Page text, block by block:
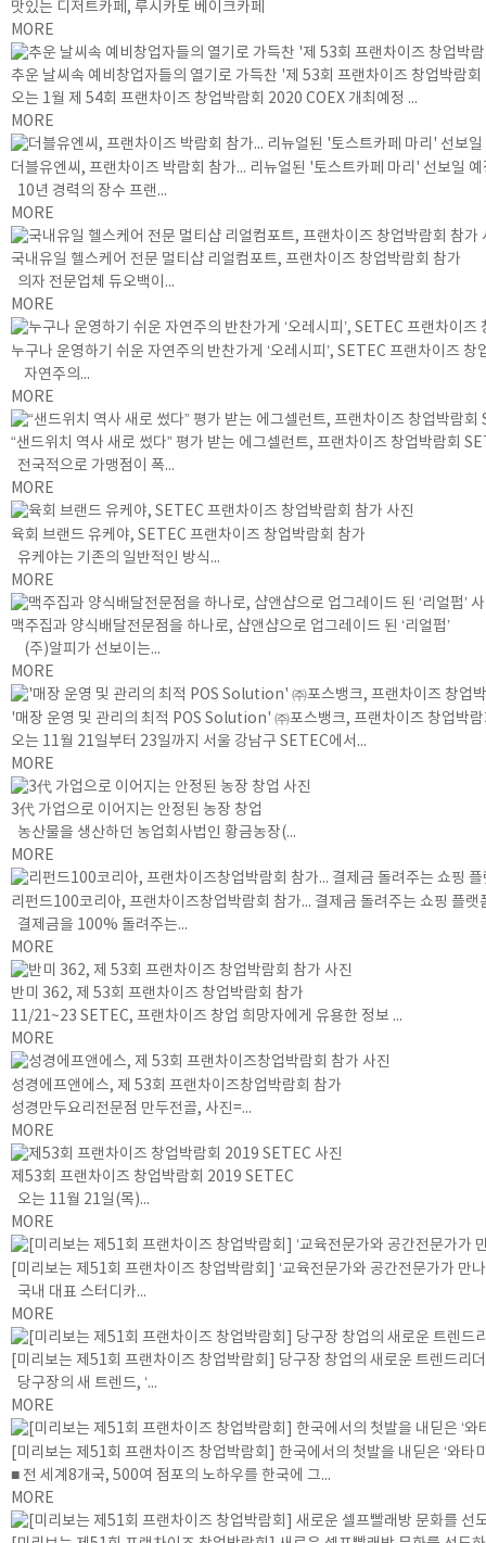
맛있는 디저트카페, 루시카토 베이크카페
MORE
추운 날씨속 예비창업자들의 열기로 가득찬 '제 53회 프랜차이즈 창업박람
오는 1월 제 54회 프랜차이즈 창업박람회 2020 COEX 개최예정 ...
MORE
더블유엔씨, 프랜차이즈 박람회 참가... 리뉴얼된 '토스트카페 마리' 선보일 예
10년 경력의 장수 프랜...
MORE
국내유일 헬스케어 전문 멀티샵 리얼컴포트, 프랜차이즈 창업박람회 참가
의자 전문업체 듀오백이...
MORE
누구나 운영하기 쉬운 자연주의 반찬가게 ‘오레시피’, SETEC 프랜차이즈 창
자연주의...
MORE
“샌드위치 역사 새로 썼다” 평가 받는 에그셀런트, 프랜차이즈 창업박람회
전국적으로 가맹점이 폭...
MORE
육회 브랜드 유케야, SETEC 프랜차이즈 창업박람회 참가
유케야는 기존의 일반적인 방식...
MORE
맥주집과 양식배달전문점을 하나로, 샵앤샵으로 업그레이드 된 ‘리얼펍’
(주)알피가 선보이는...
MORE
'매장 운영 및 관리의 최적 POS Solution' ㈜포스뱅크, 프랜차이즈 창업박
오는 11월 21일부터 23일까지 서울 강남구 SETEC에서...
MORE
3代 가업으로 이어지는 안정된 농장 창업
농산물을 생산하던 농업회사법인 황금농장(...
MORE
리펀드100코리아, 프랜차이즈창업박람회 참가... 결제금 돌려주는 쇼핑 플랫
결제금을 100% 돌려주는...
MORE
반미 362, 제 53회 프랜차이즈 창업박람회 참가
11/21~23 SETEC, 프랜차이즈 창업 희망자에게 유용한 정보 ...
MORE
성경에프앤에스, 제 53회 프랜차이즈창업박람회 참가
성경만두요리전문점 만두전골, 사진=...
MORE
제53회 프랜차이즈 창업박람회 2019 SETEC
오는 11월 21일(목)...
MORE
[미리보는 제51회 프랜차이즈 창업박람회] ‘교육전문가와 공간전문가가 만
국내 대표 스터디카...
MORE
[미리보는 제51회 프랜차이즈 창업박람회] 당구장 창업의 새로운 트렌드리더
당구장의 새 트렌드, ‘...
MORE
[미리보는 제51회 프랜차이즈 창업박람회] 한국에서의 첫발을 내딛은 ‘와타
■ 전 세계8개국, 500여 점포의 노하우를 한국에 그...
MORE